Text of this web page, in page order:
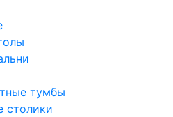
тумбы
столики